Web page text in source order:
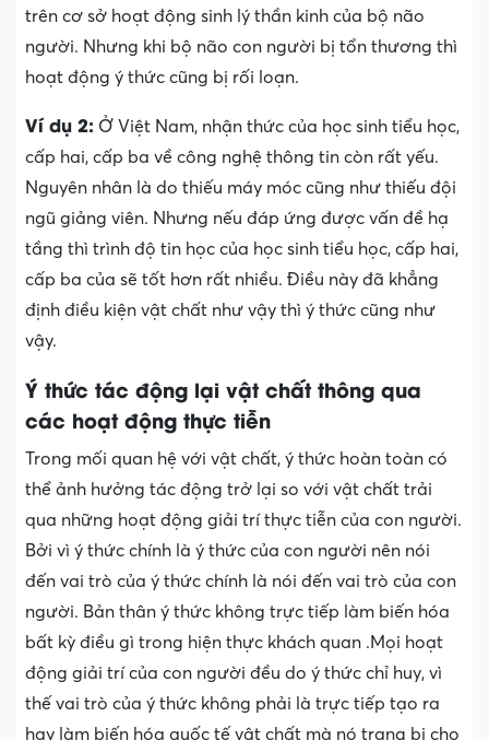
trên cơ sở hoạt động sinh lý thần kinh của bộ não
người. Nhưng khi bộ não con người bị tổn thương thì
hoạt động ý thức cũng bị rối loạn.
Ví dụ 2: Ở Việt Nam, nhận thức của học sinh tiểu học,
cấp hai, cấp ba về công nghệ thông tin còn rất yếu.
Nguyên nhân là do thiếu máy móc cũng như thiếu đội
ngũ giảng viên. Nhưng nếu đáp ứng được vấn đề hạ
tầng thì trình độ tin học của học sinh tiểu học, cấp hai,
cấp ba của sẽ tốt hơn rất nhiều. Điều này đã khẳng
định điều kiện vật chất như vậy thì ý thức cũng như
vậy.
Ý thức tác động lại vật chất thông qua
các hoạt động thực tiễn
Trong mối quan hệ với vật chất, ý thức hoàn toàn có
thể ảnh hưởng tác động trở lại so với vật chất trải
qua những hoạt động giải trí thực tiễn của con người.
Bởi vì ý thức chính là ý thức của con người nên nói
đến vai trò của ý thức chính là nói đến vai trò của con
người. Bản thân ý thức không trực tiếp làm biến hóa
bất kỳ điều gì trong hiện thực khách quan .Mọi hoạt
động giải trí của con người đều do ý thức chỉ huy, vì
thế vai trò của ý thức không phải là trực tiếp tạo ra
hay làm biến hóa quốc tế vật chất mà nó trang bị cho